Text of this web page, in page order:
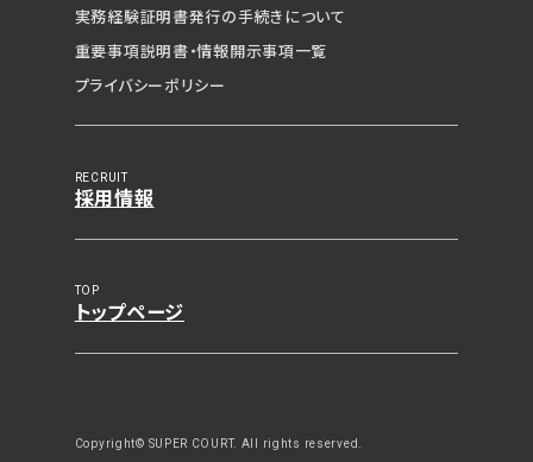
資料請求（無料）
相談・空室確認など
実務経験証明書発行の手続きについて
重要事項説明書・情報開示事項一覧
プライバシーポリシー
RECRUIT
採用情報
TOP
トップページ
Copyright© SUPER COURT. All rights reserved.